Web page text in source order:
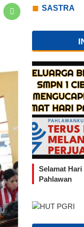
SASTRA
Selamat Hari
Pahlawan